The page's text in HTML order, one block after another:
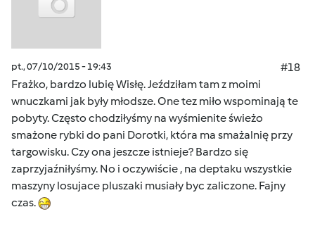
pt., 07/10/2015 - 19:43
#18
Frażko, bardzo lubię Wisłę. Jeździłam tam z moimi
wnuczkami jak były młodsze. One tez miło wspominają te
pobyty. Często chodziłyśmy na wyśmienite świeżo
smażone rybki do pani Dorotki, która ma smażalnię przy
targowisku. Czy ona jeszcze istnieje? Bardzo się
zaprzyjaźniłyśmy. No i oczywiście , na deptaku wszystkie
maszyny losujace pluszaki musiały byc zaliczone. Fajny
czas.